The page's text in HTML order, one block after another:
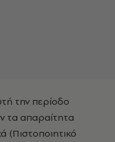
την περίοδο
τα απαραίτητα
(Πιστοποιητικό